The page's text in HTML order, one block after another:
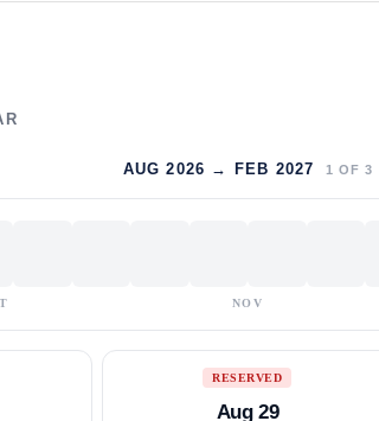
AUG 2026 → FEB 2027 1 OF 3
NOV
RESERVED
Aug 29